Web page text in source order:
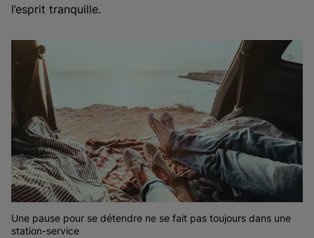
l’esprit tranquille.
Une pause pour se détendre ne se fait pas toujours dans une
station-service